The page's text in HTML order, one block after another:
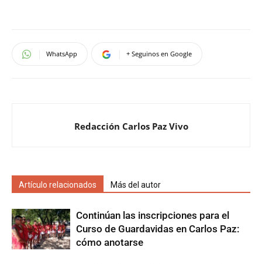
WhatsApp + Seguinos en Google
Redacción Carlos Paz Vivo
Artículo relacionados Más del autor
Continúan las inscripciones para el
Curso de Guardavidas en Carlos Paz:
cómo anotarse